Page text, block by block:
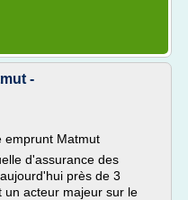
-
emprunt Matmut
d'assurance des
près de 3
un acteur majeur sur le